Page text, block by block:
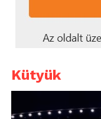
Kütyük